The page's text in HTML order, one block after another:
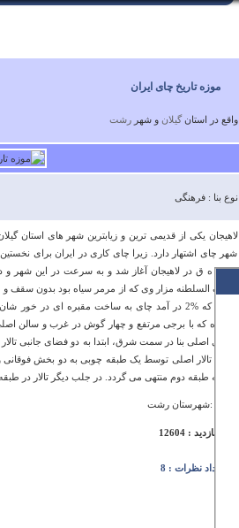
موزه تاریخ چای ایران
واقع در استانگيلان و شهررشت
نوع بنا : فرهنگی
لاهیجان یکی از قدیمی ترین و زیابترین شهر های استان
شهر چای اشتهار دارد. زیرا چای کاری در ایران برای
1319 ه ق در لاهیجان آغاز شد و به سرعت در این شهر
کاشف السلطنه مزار وی که از مرمر سیاه بود بدون سقف و
گردید که %2 در آمد چای به ساخت مقبره ای
ورودی اصلی بنا در سمت شرق، ابتدا به دو فضای جانبی
است. تالار اصلی توسط یک طبقه چوبی به دو بخش فوقانی و
دوار به طبقه دوم منتهی می گردد. در جلب دیگر تالار در
آدرس :شهرستان رشت
تعداد بازدید : 12604
تعداد نظرات : 8